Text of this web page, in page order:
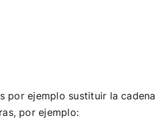
por ejemplo sustituir la cadena
por ejemplo: